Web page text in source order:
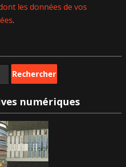
les données de vos
.
numériques